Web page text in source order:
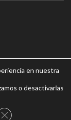
en nuestra
o desactivarlas
CERRAR EL